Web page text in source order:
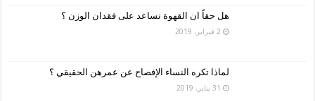
هل حقاً ان القهوة تساعد على فقدان الوزن ؟
2 فبراير، 2019
لماذا تكره النساء الإفصاح عن عمرهن الحقيقي ؟
31 يناير، 2019